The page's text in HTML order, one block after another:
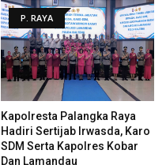
P. RAYA
Kapolresta Palangka Raya
Hadiri Sertijab Irwasda, Karo
SDM Serta Kapolres Kobar
Dan Lamandau